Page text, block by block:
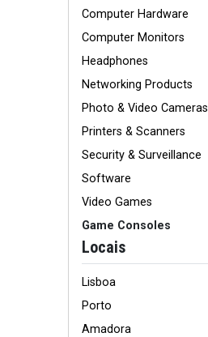
Computer Hardware
Computer Monitors
Headphones
Networking Products
Photo & Video Cameras
Printers & Scanners
Security & Surveillance
Software
Video Games
Game Consoles
Locais
Lisboa
Porto
Amadora